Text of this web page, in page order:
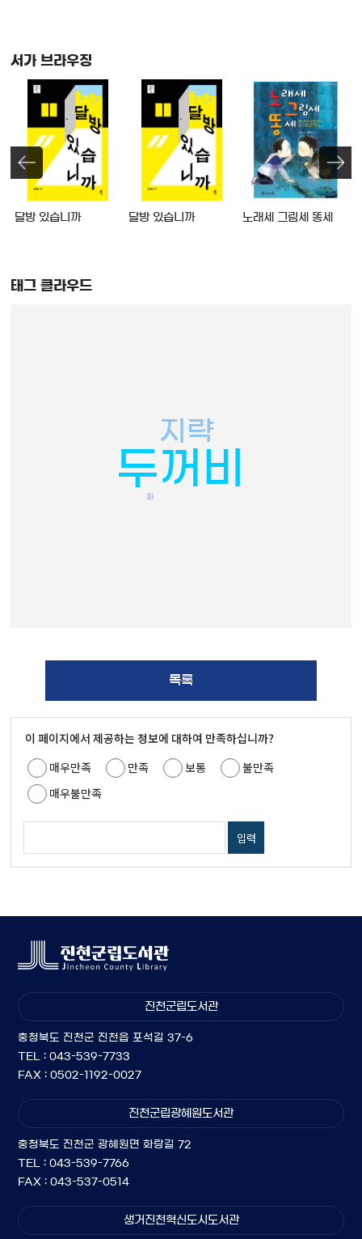
서가 브라우징
달방 있습니까 달방 있습니까 노래세 그림세 똥세
태그 클라우드
두꺼비
지략
화
목록
이 페이지에서 제공하는 정보에 대하여 만족하십니까?
매우만족
만족 보통
불만족
매우불만족
진천군립도서관
충청북도 진천군 진천읍 포석길 37-6
TEL : 043-539-7733
FAX : 0502-1192-0027
진천군립광혜원도서관
충청북도 진천군 광혜원면 화랑길 72
TEL : 043-539-7766
FAX : 043-537-0514
생거진천혁신도시도서관